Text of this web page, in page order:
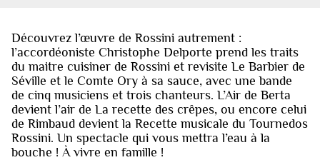
Découvrez l’œuvre de Rossini autrement :
l’accordéoniste Christophe Delporte prend les traits
du maitre cuisiner de Rossini et revisite Le Barbier de
Séville et le Comte Ory à sa sauce, avec une bande
de cinq musiciens et trois chanteurs. L’Air de Berta
devient l’air de La recette des crêpes, ou encore celui
de Rimbaud devient la Recette musicale du Tournedos
Rossini. Un spectacle qui vous mettra l’eau à la
bouche ! À vivre en famille !